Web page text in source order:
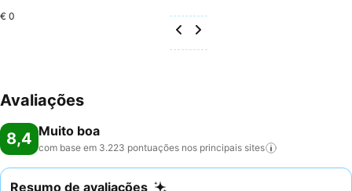
€ 0
Avaliações
8,4 Muito boa
com base em 3.223 pontuações nos principais sites
Resumo de avaliações